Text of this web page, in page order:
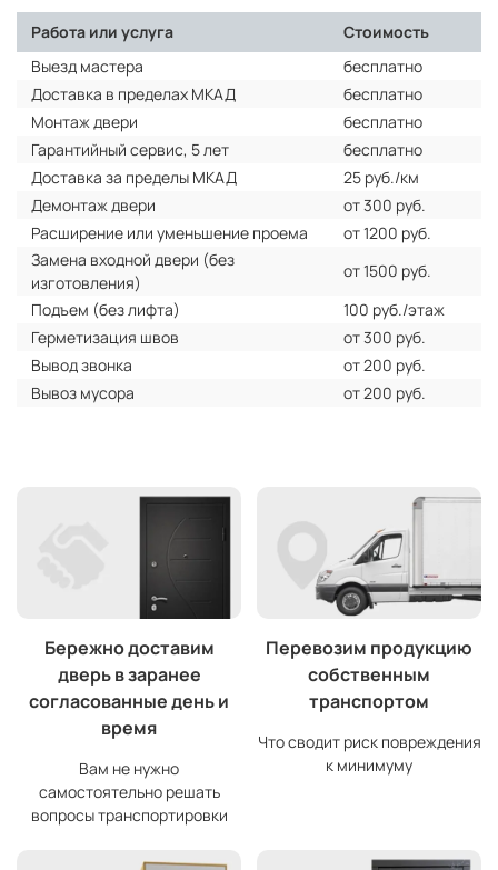
Работа или услуга
Стоимость
Выезд мастера
бесплатно
Доставка в пределах МКАД
бесплатно
Монтаж двери
бесплатно
Гарантийный сервис, 5 лет
бесплатно
Доставка за пределы МКАД
25 руб./км
Демонтаж двери
от 300 руб.
Расширение или уменьшение проема
от 1200 руб.
Замена входной двери (без
изготовления)
от 1500 руб.
Подъем (без лифта)
100 руб./этаж
Герметизация швов
от 300 руб.
Вывод звонка
от 200 руб.
Вывоз мусора
от 200 руб.
Бережно доставим
дверь в заранее
согласованные день и
время
Вам не нужно
самостоятельно решать
вопросы транспортировки
Перевозим продукцию
собственным
транспортом
Что сводит риск повреждения
к минимуму